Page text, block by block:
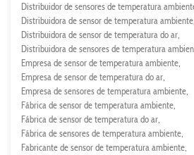
Distribuidor de sensores de temperatura
Distribuidora de sensor de temperatura ambiente
Distribuidora de sensor de temperatura do ar
Distribuidora de sensores de temperatura
Empresa de sensor de temperatura ambiente
Empresa de sensor de temperatura do ar
Empresa de sensores de temperatura ambiente
Fábrica de sensor de temperatura ambiente
Fábrica de sensor de temperatura do ar
Fábrica de sensores de temperatura ambiente
Fabricante de sensor de temperatura ambiente